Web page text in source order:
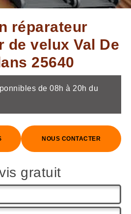
réparateur
de velux Val De
25640
de 08h à 20h du
NOUS CONTACTER
gratuit